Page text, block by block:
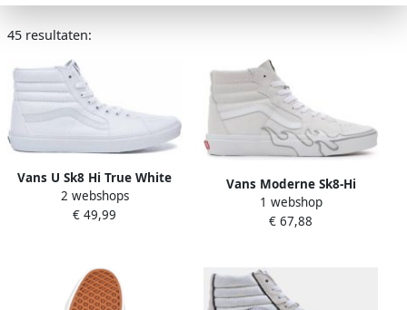
45 resultaten:
Vans U Sk8 Hi True White
Schoenmaat 40 1 2 Sneakers
VD5IW00
2 webshops
€ 49,99
Vans Moderne Sk8-Hi
Sneakers voor nen White
1 webshop
€ 67,88